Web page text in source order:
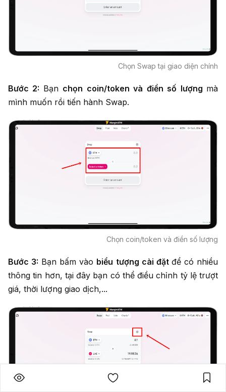
Chọn Swap tại giao diện chính
Bước 2: Bạn chọn coin/token và điền số lượng mà
mình muốn rồi tiến hành Swap.
Chọn coin/token và điền số lượng
Bước 3: Bạn bấm vào biểu tượng cài đặt để có nhiều
thông tin hơn, tại đây bạn có thể điều chỉnh tỷ lệ trượt
giá, thời lượng giao dịch,...